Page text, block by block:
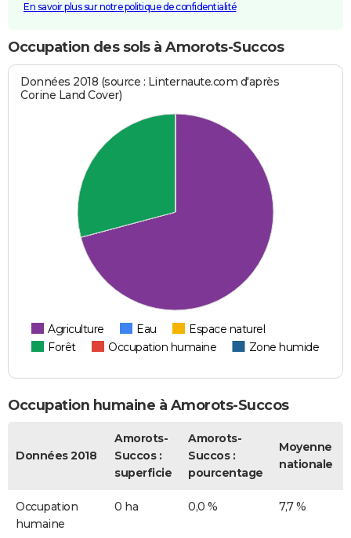
En savoir plus sur notre politique de confidentialité
Occupation des sols à Amorots-Succos
Données 2018 (source : Linternaute.com d'après
Corine Land Cover)
Agriculture Eau
Espace naturel
Forêt
Occupation humaine Zone humide
Occupation humaine à Amorots-Succos
Données 2018
Amorots-
Succos :
superficie
Amorots-
Succos :
pourcentage
Moyenne
nationale
Occupation
humaine
0 ha 0,0 % 7,7 %